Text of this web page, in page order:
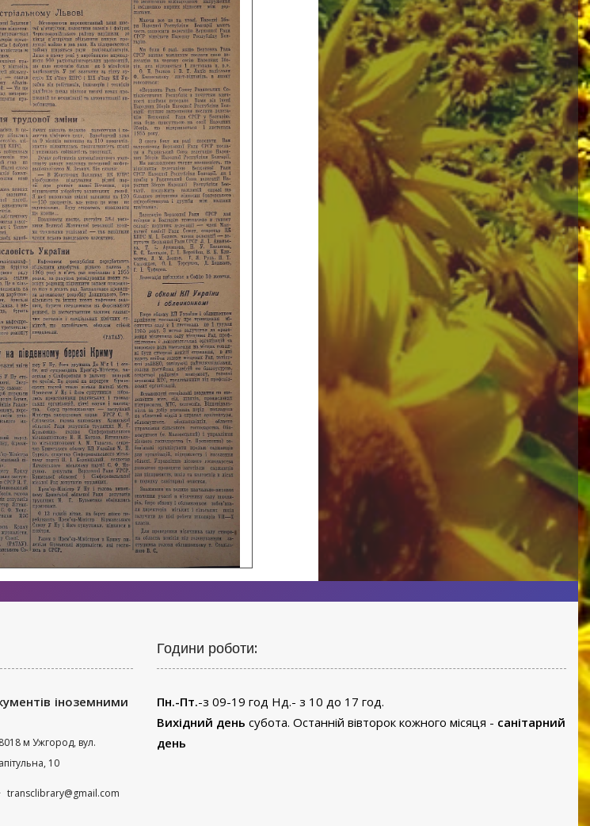
іноземними
м Ужгород, вул.
10
transclibrary@gmail.com
Години роботи:
Пн.-Пт.-з 09-19 год Нд.- з 10 до 17 год.
Вихідний день субота. Останній вівторок кожного місяця - санітарний
день